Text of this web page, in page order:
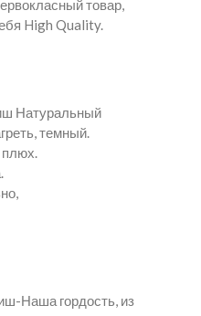
товар,
High Quality.
Натуральный
темный.
Наша гордость, из